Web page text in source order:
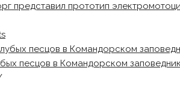
представил прототип
песцов в Командорском